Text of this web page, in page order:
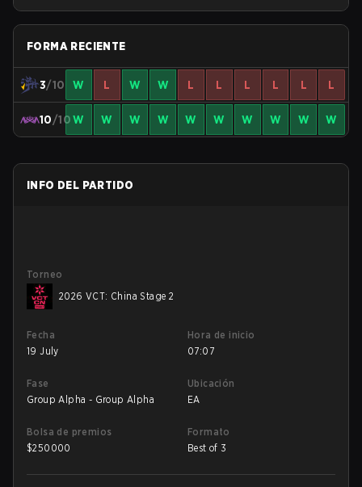
FORMA RECIENTE
3/10 W L W W L L L L L L
10/10W W W W W W W W W W
INFO DEL PARTIDO
Torneo
2026 VCT: China Stage 2
Fecha
19 July
Hora de inicio
07:07
Fase
Group Alpha - Group Alpha
Ubicación
EA
Bolsa de premios
$250000
Formato
Best of 3